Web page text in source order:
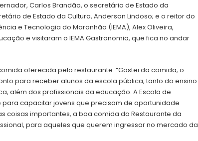
Carlos Brandão, o secretário de Estado da
de Estado da Cultura, Anderson Lindoso; e o reitor do
e Tecnologia do Maranhão (IEMA), Alex Oliveira,
e visitaram o IEMA Gastronomia, que fica no andar
oferecida pelo restaurante. “Gostei da comida, o
para receber alunos da escola pública, tanto do ensino
além dos profissionais da educação. A Escola de
capacitar jovens que precisam de oportunidade
coisas importantes, a boa comida do Restaurante da
para aqueles que querem ingressar no mercado da